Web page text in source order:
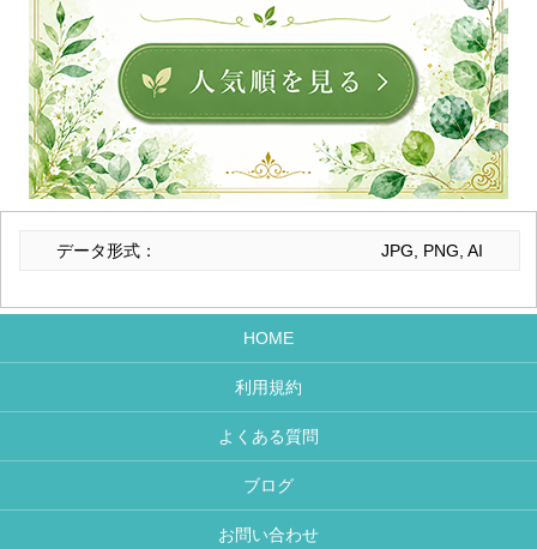
データ形式： JPG, PNG, AI
HOME
利用規約
よくある質問
ブログ
お問い合わせ